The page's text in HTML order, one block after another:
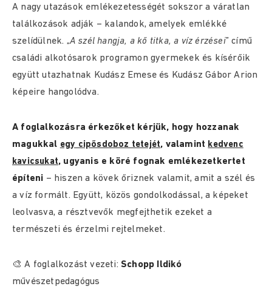
A nagy utazások emlékezetességét sokszor a váratlan
találkozások adják – kalandok, amelyek emlékké
szelídülnek. „A szél hangja, a kő titka, a víz érzései” című
családi alkotósarok programon gyermekek és kísérőik
együtt utazhatnak Kudász Emese és Kudász Gábor Arion
képeire hangolódva.
A foglalkozásra érkezőket kérjük, hogy hozzanak
magukkal egy cipősdoboz tetejét, valamint kedvenc
kavicsukat, ugyanis e köré fognak emlékezetkertet
építeni – hiszen a kövek őriznek valamit, amit a szél és
a víz formált. Együtt, közös gondolkodással, a képeket
leolvasva, a résztvevők megfejthetik ezeket a
természeti és érzelmi rejtelmeket.
🎨 A foglalkozást vezeti: Schopp Ildikó
művészetpedagógus